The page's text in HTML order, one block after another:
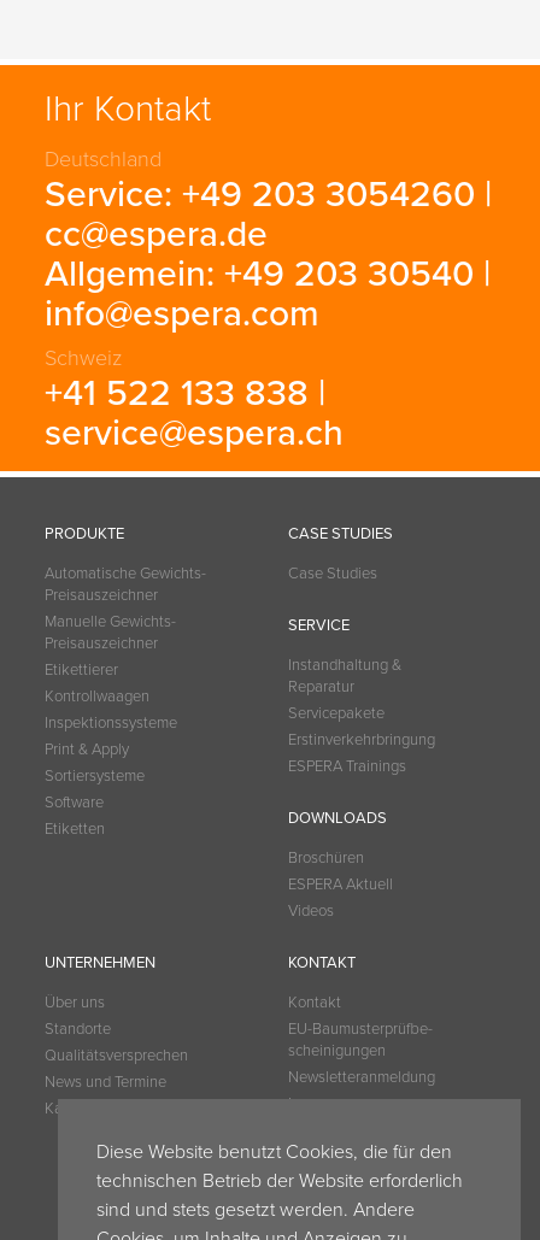
Diese Website benutzt Cookies, die für den
technischen Betrieb der Website erforderlich
sind und stets gesetzt werden. Andere
Ihr Kontakt
Deutschland
Service: +49 203 3054260 |
cc@espera.de
Allgemein: +49 203 30540 |
info@espera.com
Schweiz
+41 522 133 838 |
service@espera.ch
PRODUKTE
Automatische Gewichts-
Preisauszeichner
Manuelle Gewichts-
Preisauszeichner
Etikettierer
Kontrollwaagen
Inspektionssysteme
Print & Apply
Sortiersysteme
Software
Etiketten
CASE STUDIES
Case Studies
SERVICE
Instandhaltung &
Reparatur
Servicepakete
Erstinverkehrbringung
ESPERA Trainings
DOWNLOADS
Broschüren
ESPERA Aktuell
Videos
UNTERNEHMEN
Über uns
Standorte
Qualitätsversprechen
News und Termine
Karriere
KONTAKT
Kontakt
EU-Baumuster­prüfbe­
scheinigungen
Newsletteranmeldung
Impressum
My Espera
Espera Blog
AVB